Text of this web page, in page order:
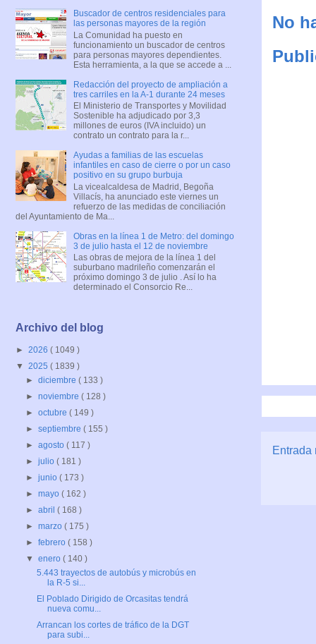
No
Entrada
Buscador de centros residenciales para
las personas mayores de la región
La Comunidad ha puesto en
funcionamiento un buscador de centros
para personas mayores dependientes.
Esta herramienta, a la que se accede a ...
Redacción del proyecto de ampliación a
tres carriles en la A-1 durante 24 meses
El Ministerio de Transportes y Movilidad
Sostenible ha adjudicado por 3,3
millones de euros (IVA incluido) un
contrato un contrato para la r...
Ayudas a familias de las escuelas
infantiles en caso de cierre o por un caso
positivo en su grupo burbuja
La vicealcaldesa de Madrid, Begoña
Villacís, ha anunciado este viernes un
refuerzo de las medidas de conciliación
del Ayuntamiento de Ma...
Obras en la línea 1 de Metro: del domingo
3 de julio hasta el 12 de noviembre
Las obras de mejora de la línea 1 del
suburbano madrileño comenzarán el
próximo domingo 3 de julio . Así lo ha
determinado el Consorcio Re...
Archivo del blog
► 2026 ( 1049 )
▼ 2025 ( 1839 )
►diciembre( 133 )
►noviembre( 128 )
►octubre( 149 )
►septiembre( 155 )
►agosto( 117 )
►julio( 181 )
►junio( 173 )
►mayo( 162 )
►abril( 168 )
►marzo( 175 )
►febrero( 158 )
▼enero( 140 )
5.443 trayectos de autobús y microbús en
la R-5 si...
El Poblado Dirigido de Orcasitas tendrá
nueva comu...
Arrancan los cortes de tráfico de la DGT
para subi...